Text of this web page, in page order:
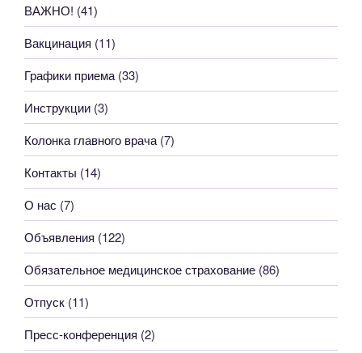
ВАЖНО! (41)
Вакцинация (11)
Графики приема (33)
Инструкции (3)
Колонка главного врача (7)
Контакты (14)
О нас (7)
Объявления (122)
Обязательное медицинское страхование (86)
Отпуск (11)
Пресс-конференция (2)